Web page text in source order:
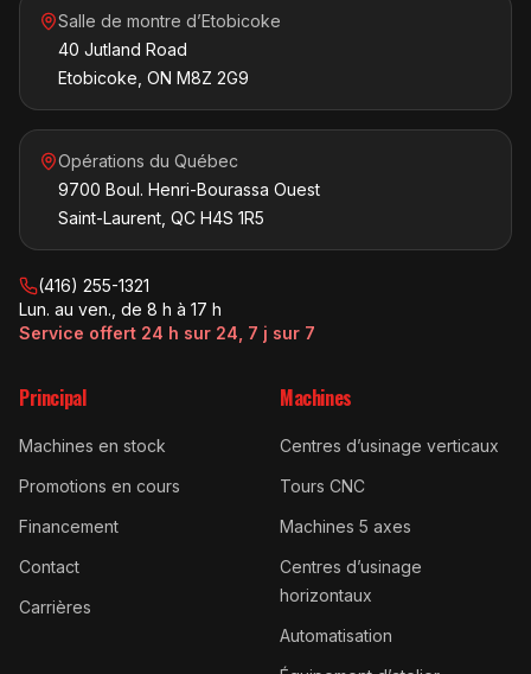
Salle de montre d’Etobicoke
40 Jutland Road
Etobicoke, ON M8Z 2G9
Opérations du Québec
9700 Boul. Henri-Bourassa Ouest
Saint-Laurent, QC H4S 1R5
(416) 255-1321
Lun. au ven., de 8 h à 17 h
Service offert 24 h sur 24, 7 j sur 7
Principal
Machines en stock
Promotions en cours
Financement
Contact
Carrières
Machines
Centres d’usinage verticaux
Tours CNC
Machines 5 axes
Centres d’usinage
horizontaux
Automatisation